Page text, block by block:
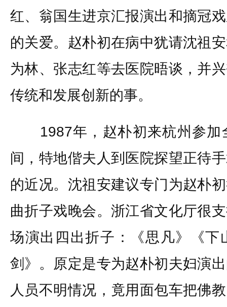
红、翁国生进京汇报演出和摘冠
的关爱。赵朴初在病中犹请沈祖
为林、张志红等去医院晤谈，并
传统和发展创新的事。
1987年，赵朴初来杭州参加
间，特地偕夫人到医院探望正待
的近况。沈祖安建议专门为赵朴
曲折子戏晚会。浙江省文化厅很
场演出四出折子：《思凡》《下
剑》。原定是专为赵朴初夫妇演
人员不明情况，竟用面包车把佛